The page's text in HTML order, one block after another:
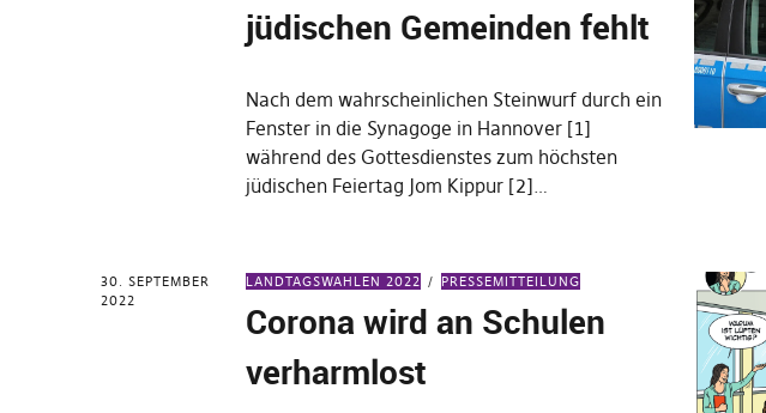
jüdischen Gemeinden fehlt
Nach dem wahrscheinlichen Steinwurf durch ein
Fenster in die Synagoge in Hannover [1]
während des Gottesdienstes zum höchsten
jüdischen Feiertag Jom Kippur [2]…
30. SEPTEMBER
2022
LANDTAGSWAHLEN 2022 PRESSEMITTEILUNG
Corona wird an Schulen
verharmlost